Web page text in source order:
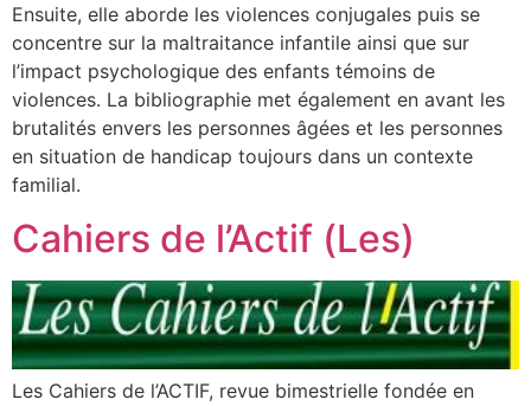
Ensuite, elle aborde les violences conjugales puis se
concentre sur la maltraitance infantile ainsi que sur
l’impact psychologique des enfants témoins de
violences. La bibliographie met également en avant les
brutalités envers les personnes âgées et les personnes
en situation de handicap toujours dans un contexte
familial.
Cahiers de l’Actif (Les)
Les Cahiers de l’ACTIF, revue bimestrielle fondée en